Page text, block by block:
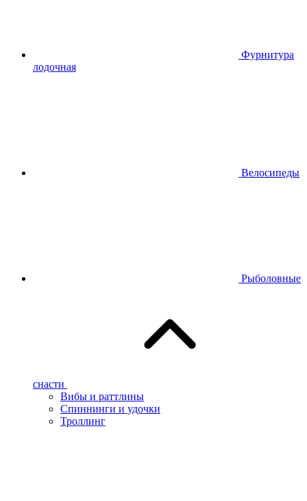
Фурнитура
лодочная
Велосипеды
Рыболовные
снасти
Вибы и раттлины
Спиннинги и удочки
Троллинг